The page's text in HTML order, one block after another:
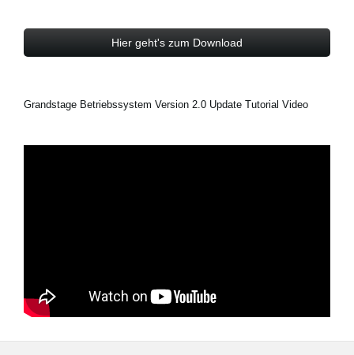
Hier geht's zum Download
Grandstage Betriebssystem Version 2.0 Update Tutorial Video